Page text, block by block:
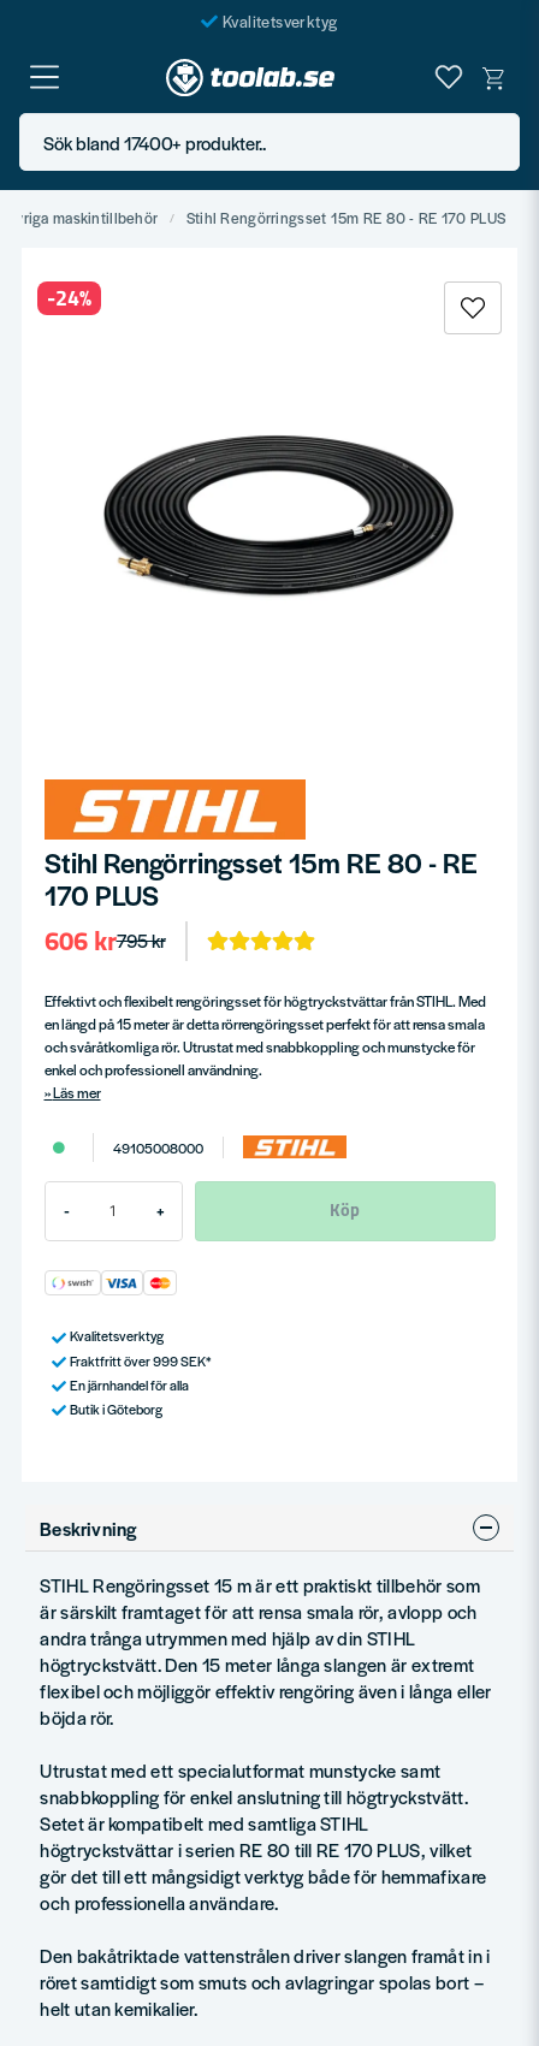
Kvalitetsverktyg
Fraktfritt över 999 SEK*
En järnhandel för alla
Butik i Göteborg
Sök bland 17400+ produkter..
Övriga maskintillbehör Stihl Rengörringsset 15m RE 80 - RE 170 PLUS
-24%
Stihl Rengörringsset 15m RE 80 - RE
170 PLUS
795 kr
606 kr
Effektivt och flexibelt rengöringsset för högtryckstvättar från STIHL. Med
en längd på 15 meter är detta rörrengöringsset perfekt för att rensa smala
och svåråtkomliga rör. Utrustat med snabbkoppling och munstycke för
enkel och professionell användning.
Läs mer
49105008000
- + Köp
Kvalitetsverktyg
Fraktfritt över 999 SEK*
En järnhandel för alla
Butik i Göteborg
Beskrivning
STIHL Rengöringsset 15 m är ett praktiskt tillbehör som
är särskilt framtaget för att rensa smala rör, avlopp och
andra trånga utrymmen med hjälp av din STIHL
högtryckstvätt. Den 15 meter långa slangen är extremt
flexibel och möjliggör effektiv rengöring även i långa eller
böjda rör.
Utrustat med ett specialutformat munstycke samt
snabbkoppling för enkel anslutning till högtryckstvätt.
Setet är kompatibelt med samtliga STIHL
högtryckstvättar i serien RE 80 till RE 170 PLUS, vilket
gör det till ett mångsidigt verktyg både för hemmafixare
och professionella användare.
Den bakåtriktade vattenstrålen driver slangen framåt in i
röret samtidigt som smuts och avlagringar spolas bort –
helt utan kemikalier.